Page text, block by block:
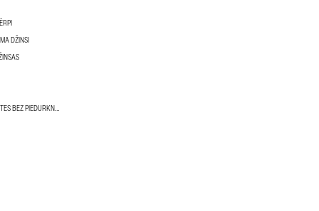
DŽINSI
SIEVIEŠU VESTES UN ŽAKETES BEZ PIEDURKNĒM